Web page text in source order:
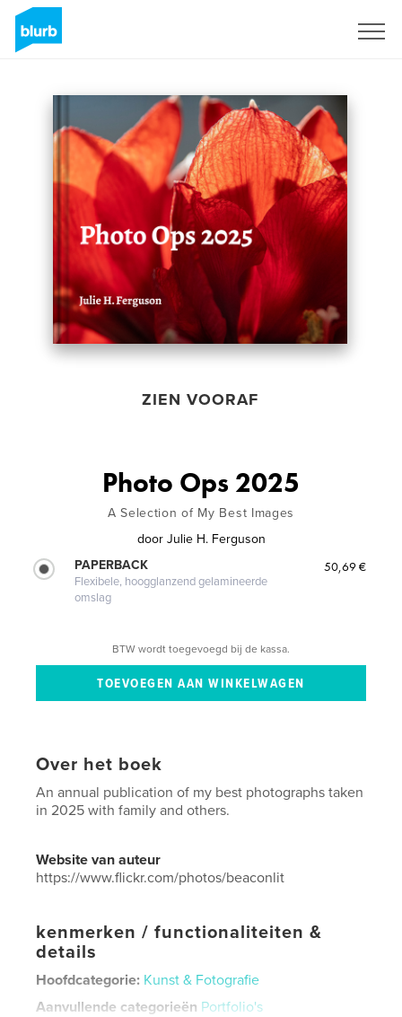
ZIEN VOORAF
Photo Ops 2025
A Selection of My Best Images
door Julie H. Ferguson
PAPERBACK
Flexibele, hoogglanzend gelamineerde
omslag
50,69 €
BTW wordt toegevoegd bij de kassa.
Over het boek
An annual publication of my best photographs taken
in 2025 with family and others.
Website van auteur
https://www.flickr.com/photos/beaconlit
kenmerken / functionaliteiten &
details
Hoofdcategorie: Kunst & Fotografie
Aanvullende categorieën Portfolio's